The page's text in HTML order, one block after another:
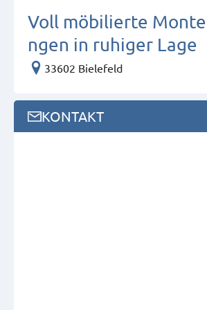
Voll möbilierte
ngen in ruhiger Lage
33602 Bielefeld
KONTAKT